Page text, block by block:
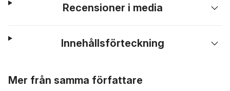
Recensioner i media
Innehållsförteckning
Mer från samma författare